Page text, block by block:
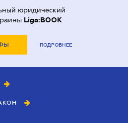
юридический
Liga:BOOK
ПОДРОБНЕЕ